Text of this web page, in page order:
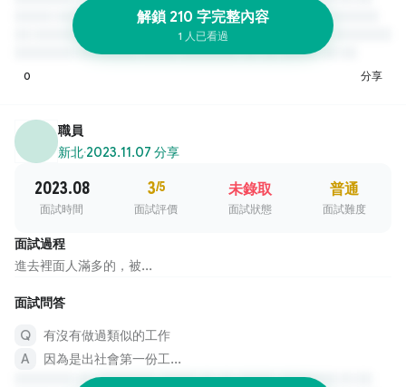
解鎖 210 字完整內容
1 人已看過
0 分享
職員
新北·2023.11.07 分享
2023.08
面試時間
3/5
面試評價
未錄取
面試狀態
普通
面試難度
面試過程
進去裡面人滿多的，被...
面試問答
有沒有做過類似的工作
因為是出社會第一份工...